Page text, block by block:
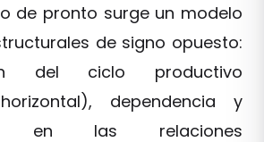
de pronto surge un modelo
de signo opuesto:
del ciclo productivo
dependencia y
en las relaciones